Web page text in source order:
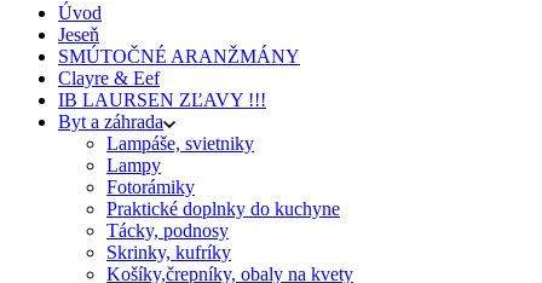
Úvod
Jeseň
SMÚTOČNÉ ARANŽMÁNY
Clayre & Eef
IB LAURSEN ZĽAVY !!!
Byt a záhrada
Lampáše, svietniky
Lampy
Fotorámiky
Praktické doplnky do kuchyne
Tácky, podnosy
Skrinky, kufríky
Košíky,črepníky, obaly na kvety